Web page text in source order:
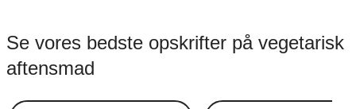
Se vores bedste opskrifter på vegetarisk
aftensmad